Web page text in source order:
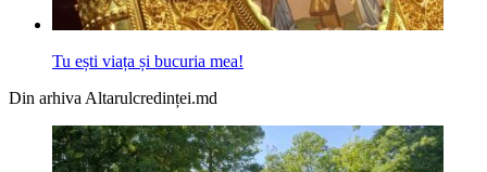
Tu ești viața și bucuria mea!
Din arhiva Altarulcredinței.md